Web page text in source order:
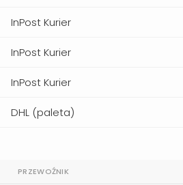
InPost Kurier
InPost Kurier
InPost Kurier
DHL (paleta)
PRZEWOŹNIK